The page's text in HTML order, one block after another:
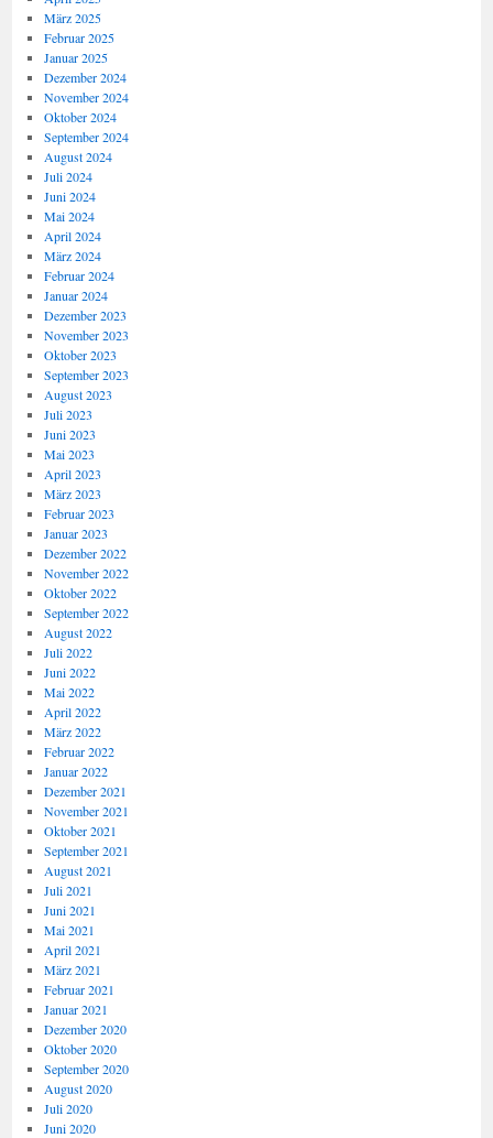
März 2025
Februar 2025
Januar 2025
Dezember 2024
November 2024
Oktober 2024
September 2024
August 2024
Juli 2024
Juni 2024
Mai 2024
April 2024
März 2024
Februar 2024
Januar 2024
Dezember 2023
November 2023
Oktober 2023
September 2023
August 2023
Juli 2023
Juni 2023
Mai 2023
April 2023
März 2023
Februar 2023
Januar 2023
Dezember 2022
November 2022
Oktober 2022
September 2022
August 2022
Juli 2022
Juni 2022
Mai 2022
April 2022
März 2022
Februar 2022
Januar 2022
Dezember 2021
November 2021
Oktober 2021
September 2021
August 2021
Juli 2021
Juni 2021
Mai 2021
April 2021
März 2021
Februar 2021
Januar 2021
Dezember 2020
Oktober 2020
September 2020
August 2020
Juli 2020
Juni 2020